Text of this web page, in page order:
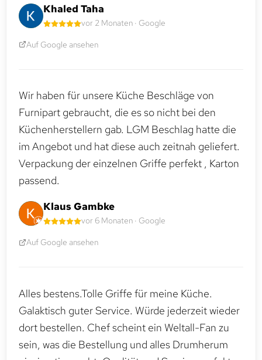
Khaled Taha
vor 2 Monaten · Google
Auf Google ansehen
Wir haben für unsere Küche Beschläge von
Furnipart gebraucht, die es so nicht bei den
Küchenherstellern gab. LGM Beschlag hatte die
im Angebot und hat diese auch zeitnah geliefert.
Verpackung der einzelnen Griffe perfekt , Karton
passend.
Klaus Gambke
vor 6 Monaten · Google
Auf Google ansehen
Alles bestens.Tolle Griffe für meine Küche.
Galaktisch guter Service. Würde jederzeit wieder
dort bestellen. Chef scheint ein Weltall-Fan zu
sein, was die Bestellung und alles Drumherum